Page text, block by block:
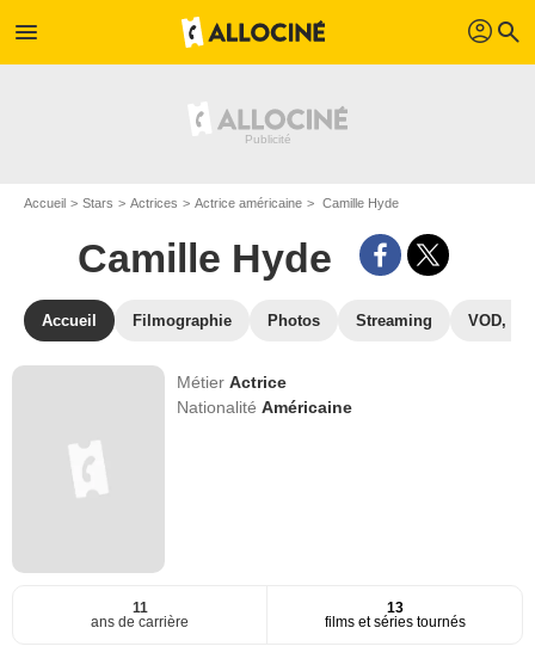
menu profil search
Accueil Stars Actrices Actrice américaine Camille Hyde
Camille Hyde
Accueil Filmographie Photos Streaming VOD,
MétierActrice
NationalitéAméricaine
11
ans de carrière
13
films et séries tournés